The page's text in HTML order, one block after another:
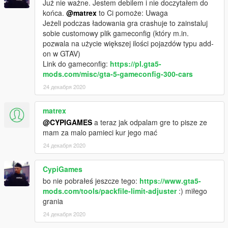
Wersja 3.0:
- Dodana nowa wersja oznakowana z belką FSV Kairos i
nieoznakowana z lampą Elektra LBL 20K1
- Poprawki oświetlenia radiowozów
- Poprawki malowań
- Dodane dodatki do wnętrza
- Poprawione prowadzenie
- Inne drobne poprawki i nowości
Wersja 3.0.1:
Nowa licencja
Usunięto zbędne linijki w vehicles.meta
Aktualna licencja:
https://polishemergencyv.com/license.pdf
Credits:
- Bazowy model wykonany przez Lazlow555 na zlecenie
JeffreyTheDev
- Wymodelowanie sygnalizacji ostrzegawczej - JeffreyTheDev
- Zredukowanie liczby polygonów na siedzeniach,
Już nie ważne. Jestem debilem i nie doczytałem do
końca. @matrex to Ci pomoże: Uwaga
Jeżeli podczas ładowania gra crashuje to zainstaluj
sobie customowy plik gameconfig (który m.in.
pozwala na użycie większej ilości pojazdów typu add-
on w GTAV)
Link do gameconfig: https://pl.gta5-
mods.com/misc/gta-5-gameconfig-300-cars
24 декабря 2020
matrex
@CYPIGAMES a teraz jak odpalam gre to pisze ze
mam za malo pamieci kur jego mać
24 декабря 2020
CypiGames
bo nie pobrałeś jeszcze tego: https://www.gta5-
mods.com/tools/packfile-limit-adjuster:) miłego
grania
24 декабря 2020